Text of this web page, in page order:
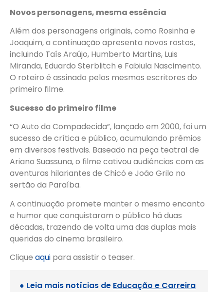
Novos personagens, mesma essência
Além dos personagens originais, como Rosinha e
Joaquim, a continuação apresenta novos rostos,
incluindo Taís Araújo, Humberto Martins, Luis
Miranda, Eduardo Sterblitch e Fabiula Nascimento.
O roteiro é assinado pelos mesmos escritores do
primeiro filme.
Sucesso do primeiro filme
“O Auto da Compadecida”, lançado em 2000, foi um
sucesso de crítica e público, acumulando prêmios
em diversos festivais. Baseado na peça teatral de
Ariano Suassuna, o filme cativou audiências com as
aventuras hilariantes de Chicó e João Grilo no
sertão da Paraíba.
A continuação promete manter o mesmo encanto
e humor que conquistaram o público há duas
décadas, trazendo de volta uma das duplas mais
queridas do cinema brasileiro.
Clique aqui para assistir o teaser.
● Leia mais notícias de Educação e Carreira